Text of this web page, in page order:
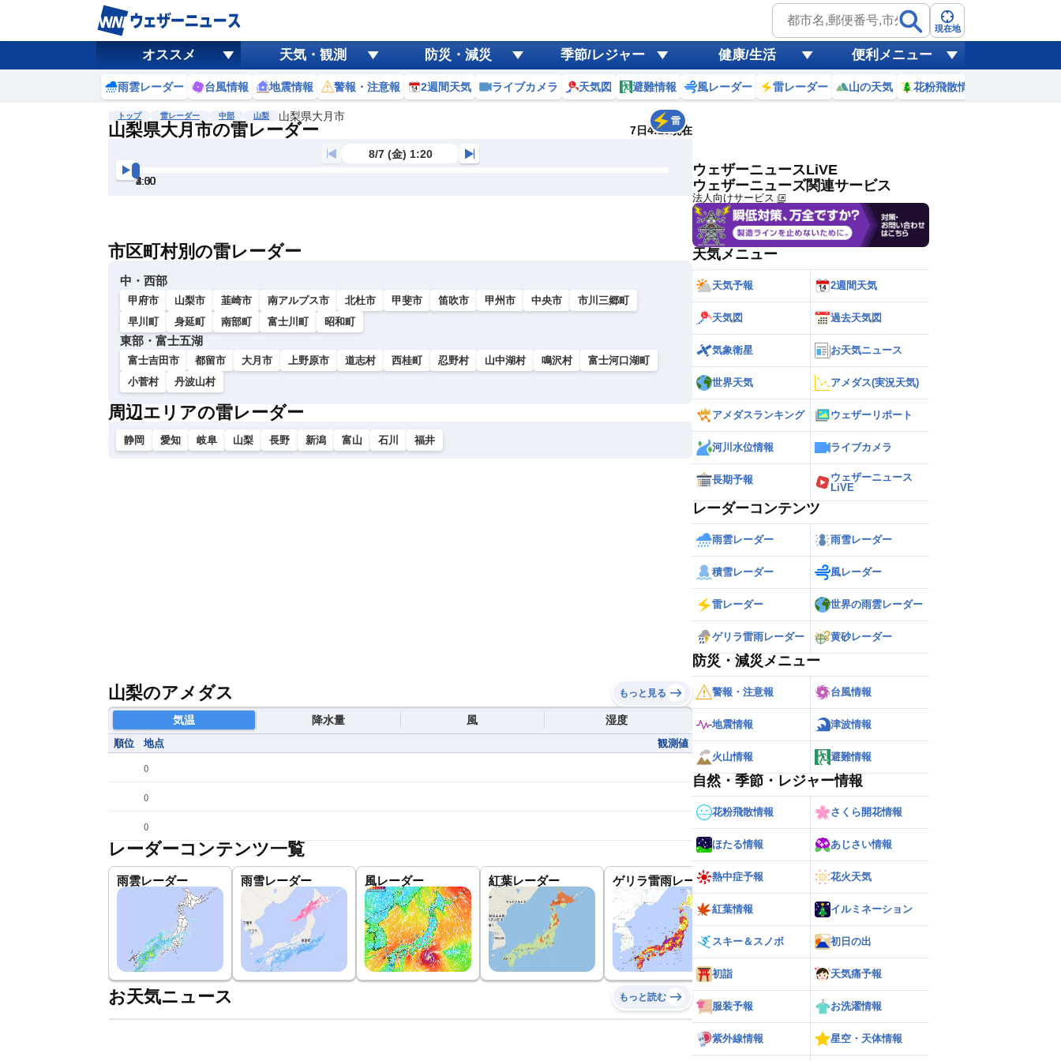
現在地
オススメ 天気・観測 防災・減災 季節/レジャー 健康/生活 便利メニュー
雨雲レーダー 台風情報 地震情報 警報・注意報 2週間天気 ライブカメラ 天気図 避難情報 風レーダー 雷レーダー 山の天気 花粉飛散情報
トップ 雷レーダー 中部 山梨 山梨県大月市
山梨県大月市の雷レーダー 7日4:10現在
雷
風
黄砂
天気 台風
8/7 (金) 1:20
1:30
2:00
2:30
3:00
3:30
4:00
市区町村別の雷レーダー
中・西部
甲府市 山梨市 韮崎市 南アルプス市 北杜市 甲斐市 笛吹市 甲州市 中央市
市川三郷町
早川町
身延町 南部町 富士川町 昭和町
東部・富士五湖
富士吉田市 都留市 大月市 上野原市 道志村 西桂町 忍野村 山中湖村 鳴沢村
富士河口湖町
小菅村
丹波山村
周辺エリアの雷レーダー
静岡 愛知 岐阜 山梨 長野 新潟 富山 石川 福井
山梨のアメダス もっと見る
気温 降水量 風 湿度
順位 地点 観測値
()
()
()
レーダーコンテンツ一覧
雨雲レーダー 雨雪レーダー 風レーダー 紅葉レーダー ゲリラ雷雨レーダー 世界の雨雲レーダー
お天気ニュース もっと読む
ウェザーニュースLiVE
ウェザーニューズ関連サービス
法人向けサービス
天気メニュー
天気予報 2週間天気
天気図 過去天気図
気象衛星 お天気ニュース
世界天気 アメダス(実況天気)
アメダスランキング ウェザーリポート
河川水位情報 ライブカメラ
長期予報
ウェザーニュース
LiVE
レーダーコンテンツ
雨雲レーダー 雨雪レーダー
積雪レーダー 風レーダー
雷レーダー 世界の雨雲レーダー
ゲリラ雷雨レーダー 黄砂レーダー
防災・減災メニュー
警報・注意報 台風情報
地震情報 津波情報
火山情報 避難情報
自然・季節・レジャー情報
花粉飛散情報 さくら開花情報
ほたる情報 あじさい情報
熱中症予報 花火天気
紅葉情報 イルミネーション
スキー＆スノボ 初日の出
初詣 天気痛予報
服装予報 お洗濯情報
紫外線情報 星空・天体情報